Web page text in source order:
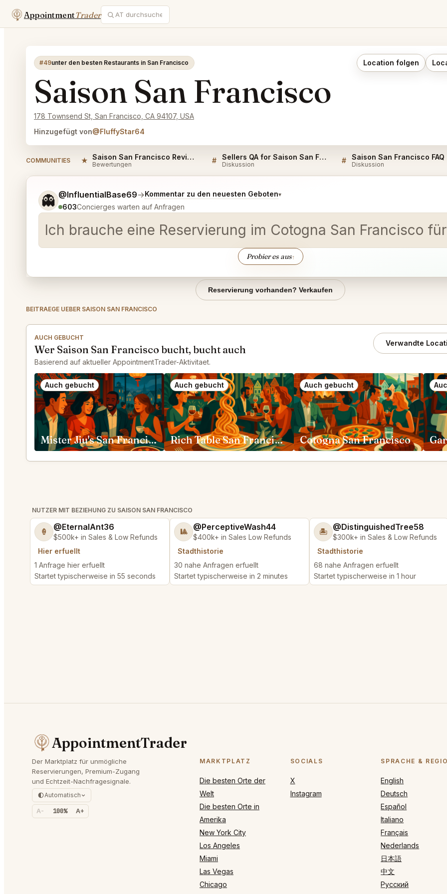
AppointmentTrader
#49unter den besten Restaurants in San Francisco Location folgen
Saison San Francisco
178 Townsend St, San Francisco, CA 94107, USA
Hinzugefügt von@FluffyStar64
COMMUNITIES ★ Saison San Francisco Reviews
Bewertungen # Sellers QA for Saison San Francisco
Diskussion # Saison San Francisco FAQ
Diskussion
👻 @InfluentialBase69→Kommentar zu den neuesten Geboten▾
603Concierges warten auf Anfragen
Ich brauche eine Reservierung im Cotogna San Francisco für
Probier es aus↑
Sag mir noch etwas genauer, was du möchtest.
Reservierung vorhanden? Verkaufen
BEITRAEGE UEBER SAISON SAN FRANCISCO
AUCH GEBUCHT
Wer Saison San Francisco bucht, bucht auch
Basierend auf aktueller AppointmentTrader-Aktivitaet.
Verwandte
Auch gebucht
Mister Jiu's San Francisco
Auch gebucht
Rich Table San Francisco
Auch gebucht
Cotogna San Francisco
NUTZER MIT BEZIEHUNG ZU SAISON SAN FRANCISCO
🍦 @EternalAnt36
$500k+ in Sales & Low Refunds
Hier erfuellt
1 Anfrage hier erfuellt
Startet typischerweise in 55 seconds
🎱 @PerceptiveWash44
$400k+ in Sales Low Refunds
Stadthistorie
30 nahe Anfragen erfuellt
Startet typischerweise in 2 minutes
🏝️ @DistinguishedTree58
$300k+ in Sales & Low Refunds
Stadthistorie
68 nahe Anfragen erfuellt
Startet typischerweise in 1 hour
AppointmentTrader
Der Marktplatz für unmögliche
Reservierungen, Premium-Zugang
und Echtzeit-Nachfragesignale.
Automatisch
A- 100% A+
MARKTPLATZ
Die besten Orte der
Welt
Die besten Orte in
Amerika
New York City
Los Angeles
Miami
Las Vegas
Chicago
SOCIALS
X
Instagram
SPRACHE &
English
Deutsch
Español
Italiano
Français
Nederlands
日本語
中文
Русский